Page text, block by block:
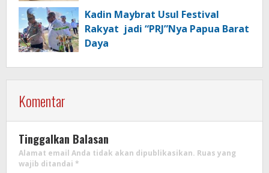
Kadin Maybrat Usul Festival
Rakyat jadi “PRJ”Nya Papua Barat
Daya
Komentar
Tinggalkan Balasan
Alamat email Anda tidak akan dipublikasikan. Ruas yang
wajib ditandai *